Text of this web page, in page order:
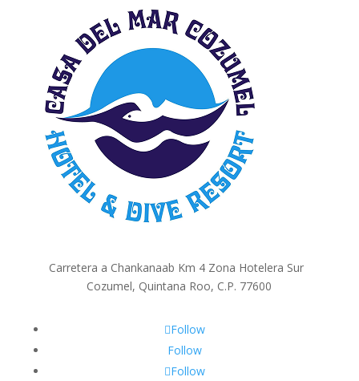
Carretera a Chankanaab Km 4 Zona Hotelera Sur
Cozumel, Quintana Roo, C.P. 77600
Follow
Follow
Follow